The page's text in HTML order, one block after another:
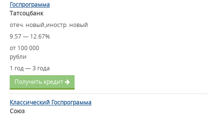
Госпрограмма
Татсоцбанк
отеч. новый,иностр. новый
9.57 — 12.67%
от 100 000
рубли
1 год — 3 года
Получить кредит
Классический Госпрограмма
Союз